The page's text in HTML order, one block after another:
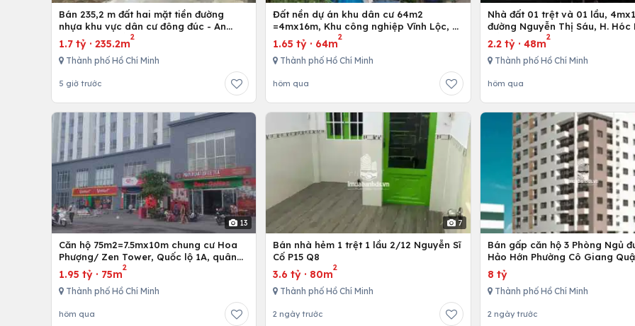
Bán 235,2 m đất hai mặt tiền đường
nhựa khu vực dân cư đông đúc - An
nhứt-Long Điền - Bà Rịa
1.7 tỷ · 235.2m
2
Thành phố Hồ Chí Minh
5 giờ trước
Đất nền dự án khu dân cư 64m2
=4mx16m, Khu công nghiệp Vĩnh Lộc, H.
Bình Chánh, Tp. Hồ Chí Minh
1.65 tỷ · 64m
2
Thành phố Hồ Chí Minh
hôm qua
Nhà đất 01 trệt và 01 lầu, 4mx12m ở
đường Nguyễn Thị Sáu, H. Hóc
Hồ Chí Minh
2.2 tỷ· 48m
2
Thành phố Hồ Chí Minh
hôm qua
13
Căn hộ 75m2=7.5mx10m chung cư Hoa
Phượng/ Zen Tower, Quốc lộ 1A, quân
12,Tp. Hồ Chí Minh, Việt Nam
1.95 tỷ · 75m
2
Thành phố Hồ Chí Minh
hôm qua
7
Bán nhà hẻm 1 trệt 1 lầu 2/12 Nguyễn Sĩ
Cố P15 Q8
3.6 tỷ · 80m
2
Thành phố Hồ Chí Minh
2 ngày trước
Bán gấp căn hộ 3 Phòng Ngủ
Hảo Hớn Phường Cô Giang
8 tỷ
Thành phố Hồ Chí Minh
2 ngày trước